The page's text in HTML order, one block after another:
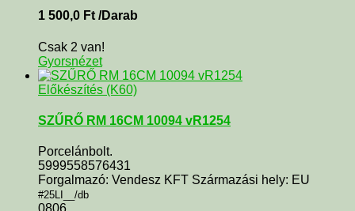
1 500,0 Ft /Darab
Csak 2 van!
Gyorsnézet
Előkészítés (K60)
SZŰRŐ RM 16CM 10094 vR1254
Porcelánbolt.
5999558576431
Forgalmazó: Vendesz KFT Származási hely: EU
#25LI__/db